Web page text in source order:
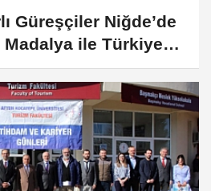
Güreşçiler Niğde’de
Madalya ile Türkiye